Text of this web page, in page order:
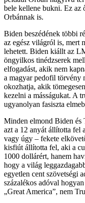
bele kellene bukni. Ez az
Orbánnak is.
Biden beszédének többi
az egész világról is, mert
lehetett. Biden kiállt az
öngyilkos tinédzserek
elfogadást, akik nem
a magyar pedofil törvény
okozhatja, akik
kezelni a másságukat. A
ugyanolyan fasiszta
Minden elmond Biden és
azt a 12 anyát állította fel
vagy úgy – fekete
kisfiút állította fel, aki a
1000 dollárért, hanem
hogy a világ
egyetlen cent szövetségi
százalékos adóval
„Great America”, nem